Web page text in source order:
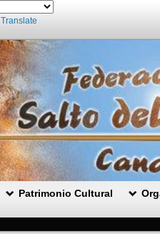
Translate
Patrimonio Cultural